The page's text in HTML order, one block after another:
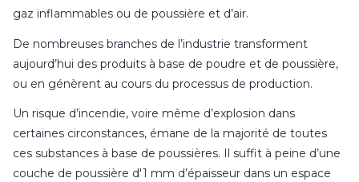
gaz inflammables ou de poussière et d’air.
De nombreuses branches de l’industrie transforment
aujourd’hui des produits à base de poudre et de poussière,
ou en génèrent au cours du processus de production.
Un risque d’incendie, voire même d’explosion dans
certaines circonstances, émane de la majorité de toutes
ces substances à base de poussières. Il suffit à peine d’une
couche de poussière d'1 mm d’épaisseur dans un espace